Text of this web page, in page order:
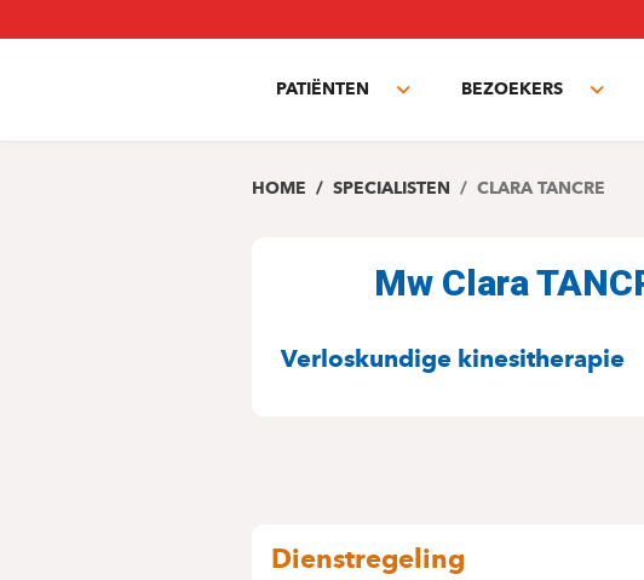
en
PATIËNTEN
Toggle
BEZOEKERS
HOME SPECIALISTEN CLARA TANCRE
Mw Clara
SPECIALITEITEN
Verloskundige kinesitherapie
Dienstregeling